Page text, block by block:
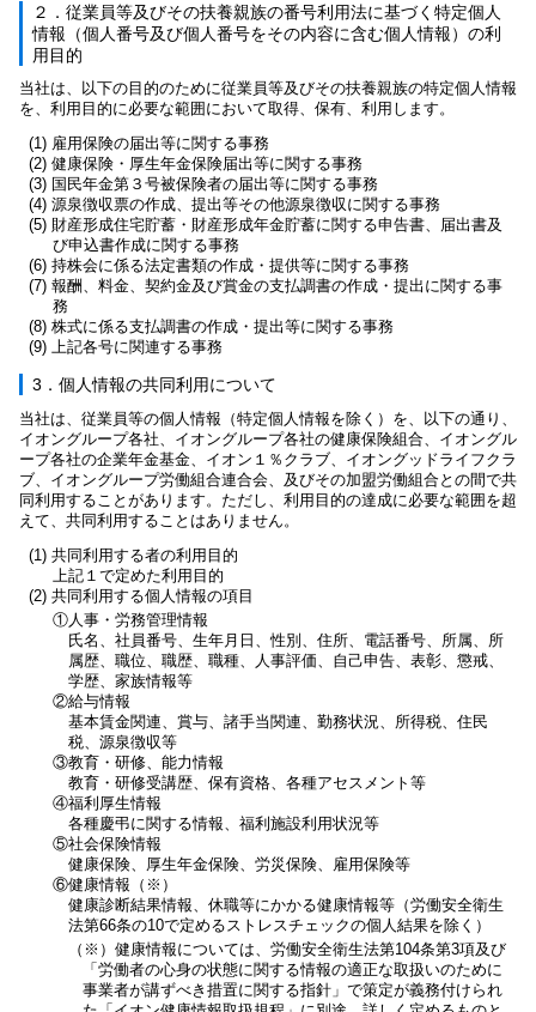
２．従業員等及びその扶養親族の番号利用法に基づく特定個人
情報（個人番号及び個人番号をその内容に含む個人情報）の利
用目的
当社は、以下の目的のために従業員等及びその扶養親族の特定個人情報
を、利用目的に必要な範囲において取得、保有、利用します。
(1) 雇用保険の届出等に関する事務
(2) 健康保険・厚生年金保険届出等に関する事務
(3) 国民年金第３号被保険者の届出等に関する事務
(4) 源泉徴収票の作成、提出等その他源泉徴収に関する事務
(5) 財産形成住宅貯蓄・財産形成年金貯蓄に関する申告書、届出書及
び申込書作成に関する事務
(6) 持株会に係る法定書類の作成・提供等に関する事務
(7) 報酬、料金、契約金及び賞金の支払調書の作成・提出に関する事
務
(8) 株式に係る支払調書の作成・提出等に関する事務
(9) 上記各号に関連する事務
3．個人情報の共同利用について
当社は、従業員等の個人情報（特定個人情報を除く）を、以下の通り、
イオングループ各社、イオングループ各社の健康保険組合、イオングル
ープ各社の企業年金基金、イオン１％クラブ、イオングッドライフクラ
ブ、イオングループ労働組合連合会、及びその加盟労働組合との間で共
同利用することがあります。ただし、利用目的の達成に必要な範囲を超
えて、共同利用することはありません。
(1) 共同利用する者の利用目的
上記１で定めた利用目的
(2) 共同利用する個人情報の項目
①人事・労務管理情報
氏名、社員番号、生年月日、性別、住所、電話番号、所属、所
属歴、職位、職歴、職種、人事評価、自己申告、表彰、懲戒、
学歴、家族情報等
②給与情報
基本賃金関連、賞与、諸手当関連、勤務状況、所得税、住民
税、源泉徴収等
③教育・研修、能力情報
教育・研修受講歴、保有資格、各種アセスメント等
④福利厚生情報
各種慶弔に関する情報、福利施設利用状況等
⑤社会保険情報
健康保険、厚生年金保険、労災保険、雇用保険等
⑥健康情報（※）
健康診断結果情報、休職等にかかる健康情報等（労働安全衛生
法第66条の10で定めるストレスチェックの個人結果を除く）
（※）健康情報については、労働安全衛生法第104条第3項及び
「労働者の心身の状態に関する情報の適正な取扱いのために
事業者が講ずべき措置に関する指針」で策定が義務付けられ